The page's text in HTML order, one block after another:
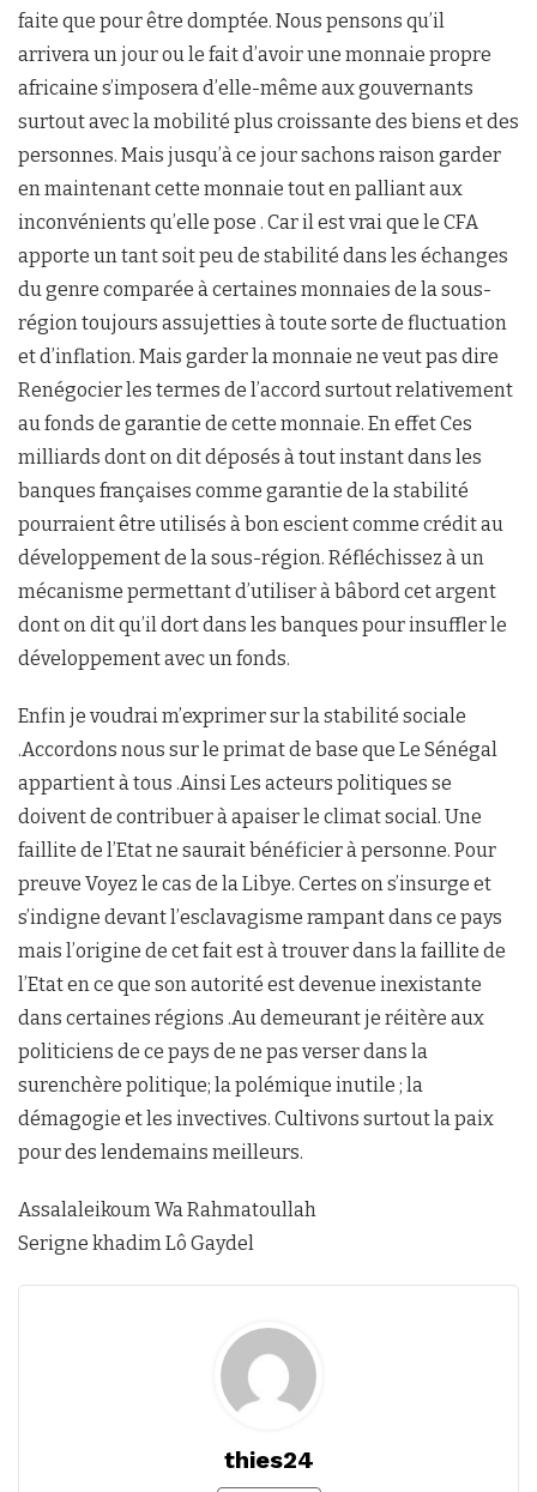
faite que pour être domptée. Nous pensons qu’il
arrivera un jour ou le fait d’avoir une monnaie propre
africaine s’imposera d’elle-même aux gouvernants
surtout avec la mobilité plus croissante des biens et des
personnes. Mais jusqu’à ce jour sachons raison garder
en maintenant cette monnaie tout en palliant aux
inconvénients qu’elle pose . Car il est vrai que le CFA
apporte un tant soit peu de stabilité dans les échanges
du genre comparée à certaines monnaies de la sous-
région toujours assujetties à toute sorte de fluctuation
et d’inflation. Mais garder la monnaie ne veut pas dire
Renégocier les termes de l’accord surtout relativement
au fonds de garantie de cette monnaie. En effet Ces
milliards dont on dit déposés à tout instant dans les
banques françaises comme garantie de la stabilité
pourraient être utilisés à bon escient comme crédit au
développement de la sous-région. Réfléchissez à un
mécanisme permettant d’utiliser à bâbord cet argent
dont on dit qu’il dort dans les banques pour insuffler le
développement avec un fonds.
Enfin je voudrai m’exprimer sur la stabilité sociale
.Accordons nous sur le primat de base que Le Sénégal
appartient à tous .Ainsi Les acteurs politiques se
doivent de contribuer à apaiser le climat social. Une
faillite de l’Etat ne saurait bénéficier à personne. Pour
preuve Voyez le cas de la Libye. Certes on s’insurge et
s’indigne devant l’esclavagisme rampant dans ce pays
mais l’origine de cet fait est à trouver dans la faillite de
l’Etat en ce que son autorité est devenue inexistante
dans certaines régions .Au demeurant je réitère aux
politiciens de ce pays de ne pas verser dans la
surenchère politique; la polémique inutile ; la
démagogie et les invectives. Cultivons surtout la paix
pour des lendemains meilleurs.
Assalaleikoum Wa Rahmatoullah
Serigne khadim Lô Gaydel
thies24